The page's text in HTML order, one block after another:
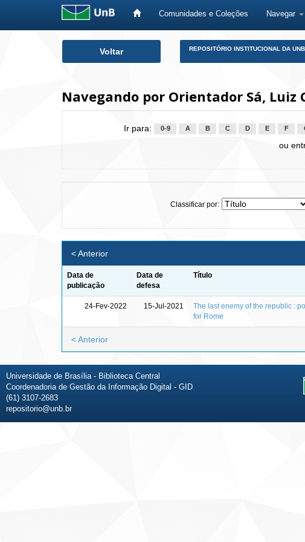
Comunidades e Coleções Navegar
Voltar REPOSITÓRIO INSTITUCIONAL DA UNB
Navegando por Orientador Sá, Luiz
Ir para: 0-9 A B C D E F
ou
Classificar por:
< Anterior
Data de
publicação
Data de
defesa
Título
24-Fev-2022 15-Jul-2021
The last enemy of the republic :
for Rome
< Anterior
Universidade de Brasília - Biblioteca Central
Coordenadoria de Gestão da Informação Digital - GID
(61) 3107-2683
repositorio@unb.br